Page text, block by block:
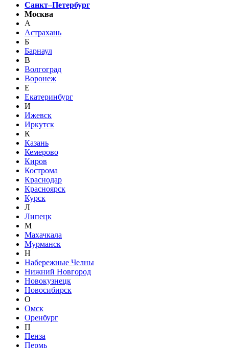
Санкт–Петербург
Москва
А
Астрахань
Б
Барнаул
В
Волгоград
Воронеж
Е
Екатеринбург
И
Ижевск
Иркутск
К
Казань
Кемерово
Киров
Кострома
Краснодар
Красноярск
Курск
Л
Липецк
М
Махачкала
Мурманск
Н
Набережные Челны
Нижний Новгород
Новокузнецк
Новосибирск
О
Омск
Оренбург
П
Пенза
Пермь